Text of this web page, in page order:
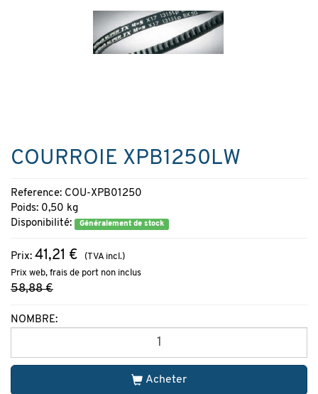
COURROIE XPB1250LW
Reference: COU-XPB01250
Poids: 0,50 kg
Disponibilité:
Généralement de stock
Prix: 41,21 €
(TVA incl.)
Prix web, frais de port non inclus
58,88 €
NOMBRE:
Acheter